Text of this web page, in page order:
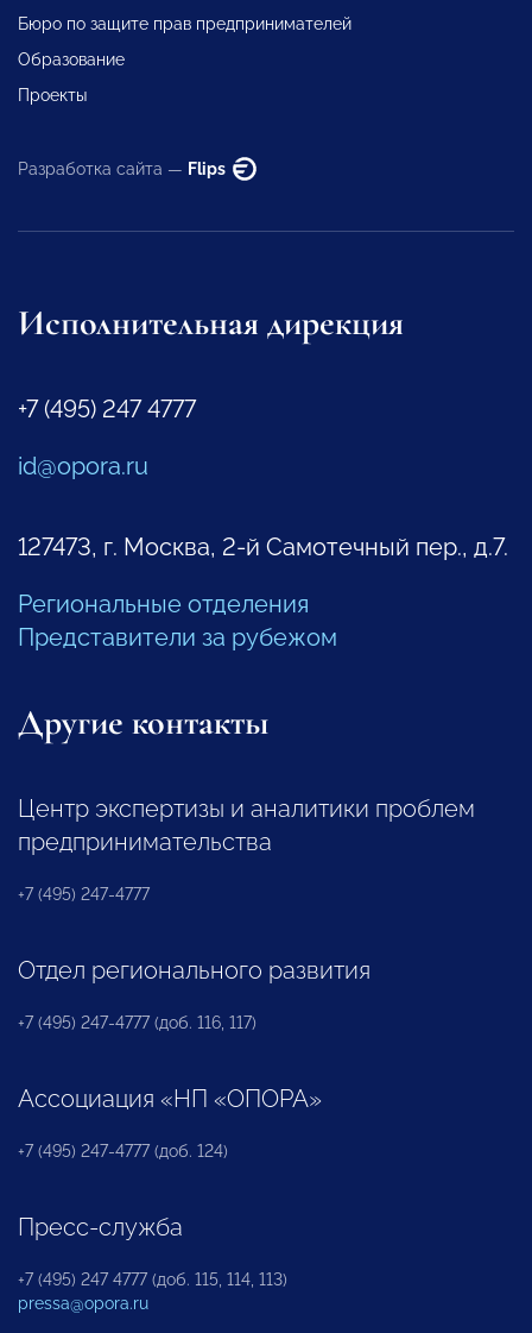
Бюро по защите прав предпринимателей
Образование
Проекты
Разработка сайта — Flips
Исполнительная дирекция
+7 (495) 247 4777
id@opora.ru
127473, г. Москва, 2-й Самотечный пер., д.7.
Региональные отделения
Представители за рубежом
Другие контакты
Центр экспертизы и аналитики проблем
предпринимательства
+7 (495) 247-4777
Отдел регионального развития
+7 (495) 247-4777 (доб. 116, 117)
Ассоциация «НП «ОПОРА»
+7 (495) 247-4777 (доб. 124)
Пресс-служба
+7 (495) 247 4777 (доб. 115, 114, 113)
pressa@opora.ru